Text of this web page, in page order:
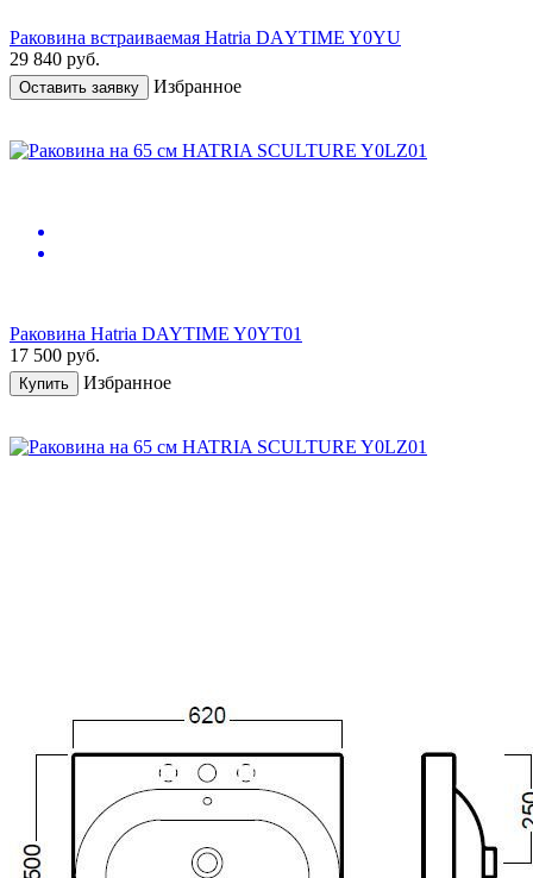
Раковина встраиваемая Hаtriа DАYTIME Y0YU
29 840 руб.
Оставить заявку Избранное
Раковина Hatria DAYTIME Y0YT01
17 500 руб.
Купить Избранное